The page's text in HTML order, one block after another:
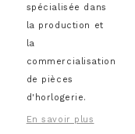
spécialisée dans
la production et
la
commercialisation
de pièces
d'horlogerie.
En savoir plus